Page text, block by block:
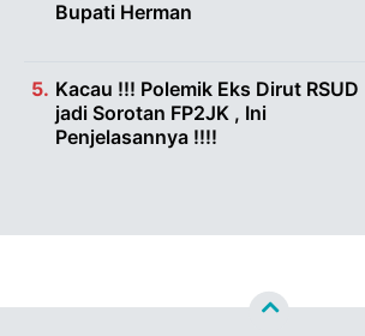
Bupati Herman
Kacau !!! Polemik Eks Dirut RSUD
jadi Sorotan FP2JK , Ini
Penjelasannya !!!!